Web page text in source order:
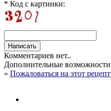
* Код с картинки:
Комментариев нет..
Дополнительные возможности
» Пожаловаться на этот рецепт